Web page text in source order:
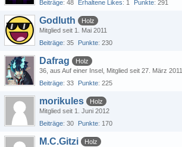
Beiträge 48 Erhaltene Likes 1 Punkte 291
Godluth
Holz
Mitglied seit 1. Mai 2011
Beiträge 35 Punkte 230
Dafrag
Holz
36 aus Auf einer Insel Mitglied seit 27. März 2011
Beiträge 33 Punkte 225
morikules
Holz
Mitglied seit 1. Juni 2012
Beiträge 30 Punkte 170
M.C.Gitzi
Holz